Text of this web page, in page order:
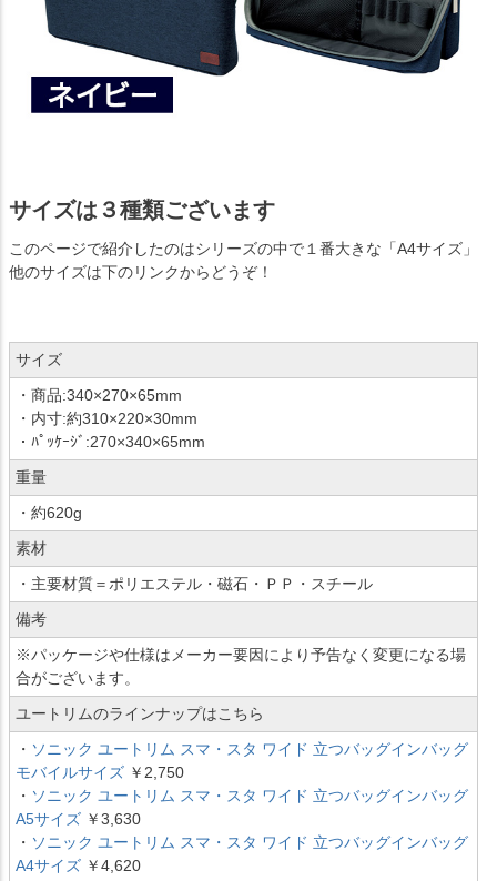
サイズは３種類ございます
このページで紹介したのはシリーズの中で１番大きな「A4サイズ」
他のサイズは下のリンクからどうぞ！
サイズ
・商品:340×270×65mm
・内寸:約310×220×30mm
・ﾊﾟｯｹｰｼﾞ:270×340×65mm
重量
・約620g
素材
・主要材質＝ポリエステル・磁石・ＰＰ・スチール
備考
※パッケージや仕様はメーカー要因により予告なく変更になる場
合がございます。
ユートリムのラインナップはこちら
・ ソニック ユートリム スマ・スタ ワイド 立つバッグインバッグ
モバイルサイズ ￥2,750
・ ソニック ユートリム スマ・スタ ワイド 立つバッグインバッグ
A5サイズ ￥3,630
・ ソニック ユートリム スマ・スタ ワイド 立つバッグインバッグ
A4サイズ ￥4,620